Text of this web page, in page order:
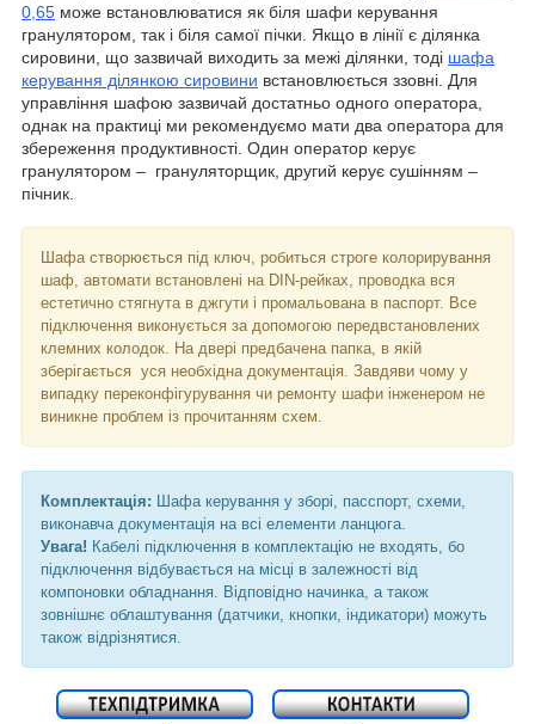
0,65 може встановлюватися як біля шафи керування
гранулятором, так і біля самої пічки. Якщо в лінії є ділянка
сировини, що зазвичай виходить за межі ділянки, тоді шафа
керування ділянкою сировини встановлюється ззовні. Для
управління шафою зазвичай достатньо одного оператора,
однак на практиці ми рекомендуємо мати два оператора для
збереження продуктивності. Один оператор керує
гранулятором – грануляторщик, другий керує сушінням –
пічник.
Шафа створюється під ключ, робиться строге колорирування
шаф, автомати встановлені на DIN-рейках, проводка вся
естетично стягнута в джгути і промальована в паспорт. Все
підключення виконується за допомогою передвстановлених
клемних колодок. На двері предбачена папка, в якій
зберігається уся необхідна документація. Завдяви чому у
випадку переконфігурування чи ремонту шафи інженером не
виникне проблем із прочитанням схем.
Комплектація: Шафа керування у зборі, пасспорт, схеми,
виконавча документація на всі елементи ланцюга.
Увага! Кабелі підключення в комплектацію не входять, бо
підключення відбувається на місці в залежності від
компоновки обладнання. Відповідно начинка, а також
зовнішнє облаштування (датчики, кнопки, індикатори) можуть
також відрізнятися.